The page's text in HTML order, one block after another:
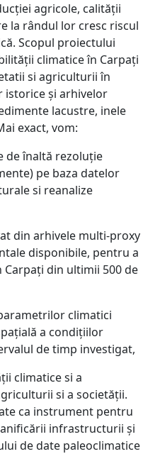
agricole, calității
la rândul lor cresc riscul
Scopul proiectului
climatice în Carpați
si agriculturii în
istorice și arhivelor
lacustre, inele
exact, vom:
de înaltă rezoluție
pe baza datelor
si reanalize
din arhivele multi-proxy
disponibile, pentru a
din ultimii 500 de
climatici
a condițiilor
de timp investigat,
climatice si a
si a societății.
ca instrument pentru
infrastructurii și
de date paleoclimatice